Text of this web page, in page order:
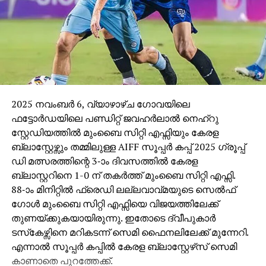
യുഎന്‍ വിദഗ്ധര്‍ ഫിഫയോടും യുവേഫയോടും
അഭ്യര്‍ത്ഥിച്ചതിന് ശേഷമാണ് ഈ അഭ്യര്‍ത്ഥനകള്‍
2025 നവംബര്‍ 6, വ്യാഴാഴ്ച ഗോവയിലെ
ഫട്ടോര്‍ഡയിലെ പണ്ഡിറ്റ് ജവഹര്‍ലാല്‍ നെഹ്റു
സ്റ്റേഡിയത്തില്‍ മുംബൈ സിറ്റി എഫ്സിയും കേരള
ബ്ലാസ്റ്റേഴ്സും തമ്മിലുള്ള AIFF സൂപ്പര്‍ കപ്പ് 2025 ഗ്രൂപ്പ്
ഡി മത്സരത്തിന്റെ 3-ാം ദിവസത്തില്‍ കേരള
ബ്ലാസ്റ്ററിനെ 1-0 ന് തകര്‍ത്ത് മുംബൈ സിറ്റി എഫ്സി.
88-ാം മിനിറ്റില്‍ ഫ്രെഡി ലല്ലവാവ്മയുടെ സെല്‍ഫ്
ഗോള്‍ മുംബൈ സിറ്റി എഫ്സിയെ വിജയത്തിലേക്ക്
തുണയ്ക്കുകയായിരുന്നു. ഇതോടെ ദ്വീപുകാര്‍
ടസ്‌കേഴ്സിനെ മറികടന്ന് സെമി ഫൈനലിലേക്ക് മുന്നേറി.
എന്നാല്‍ സൂപ്പര്‍ കപ്പില്‍ കേരള ബ്ലാസ്റ്റേഴ്‌സ് സെമി
കാണാതെ പുറത്തേക്ക്.